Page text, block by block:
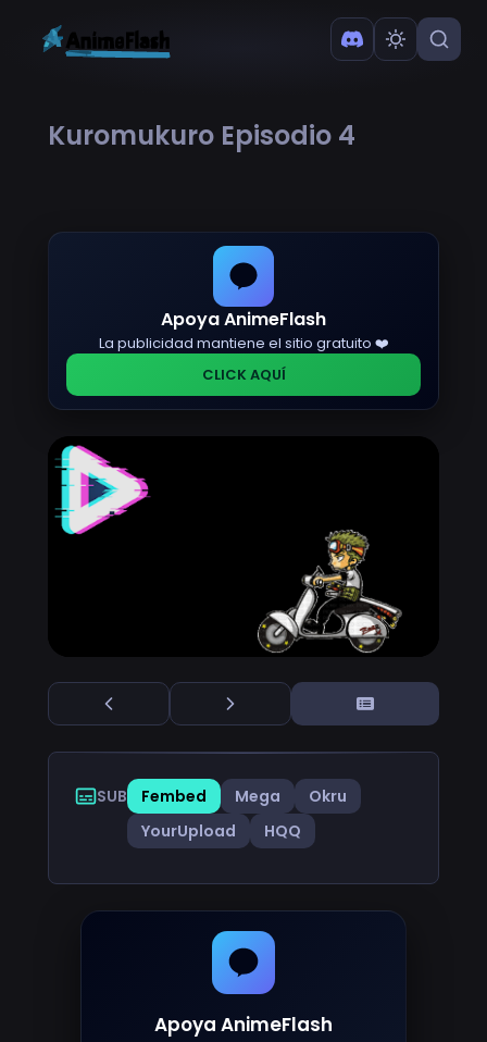
Kuromukuro Episodio 4
Apoya AnimeFlash
La publicidad mantiene el sitio gratuito ❤️
CLICK AQUÍ
SUB Fembed Mega
Okru
YourUpload
HQQ
Apoya AnimeFlash